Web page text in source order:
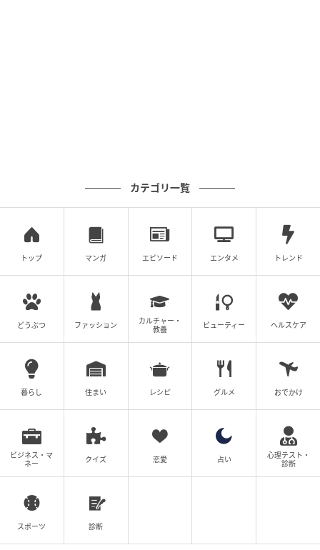
山野しらす
全話一覧を見る
クリエイター情報
山野しらす
ドを題材にし、Instagramなどで発信しています。
作品をもっとみる
の記事をもっとみる
カテゴリ一覧
トップ マンガ エピソード エンタメ トレンド
どうぶつ ファッション
カルチャー・
教養
ビューティー ヘルスケア
暮らし 住まい レシピ グルメ おでかけ
ビジネス・マ
ネー
クイズ 恋愛 占い
心理テスト・
診断
スポーツ 診断